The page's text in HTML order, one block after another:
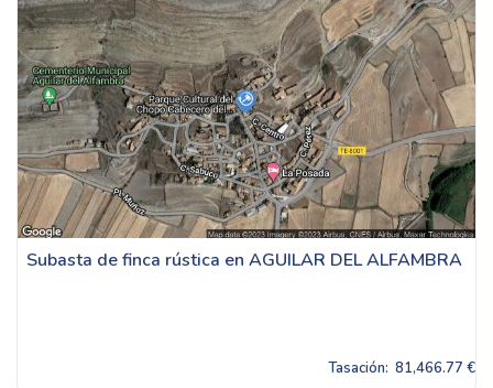
Subasta de finca rústica en AGUILAR DEL ALFAMBRA
Tasación: 81,466.77 €